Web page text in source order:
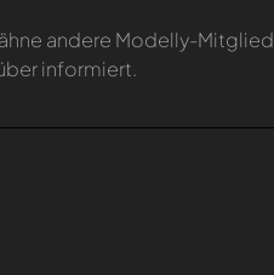
andere Modelly-
informiert.